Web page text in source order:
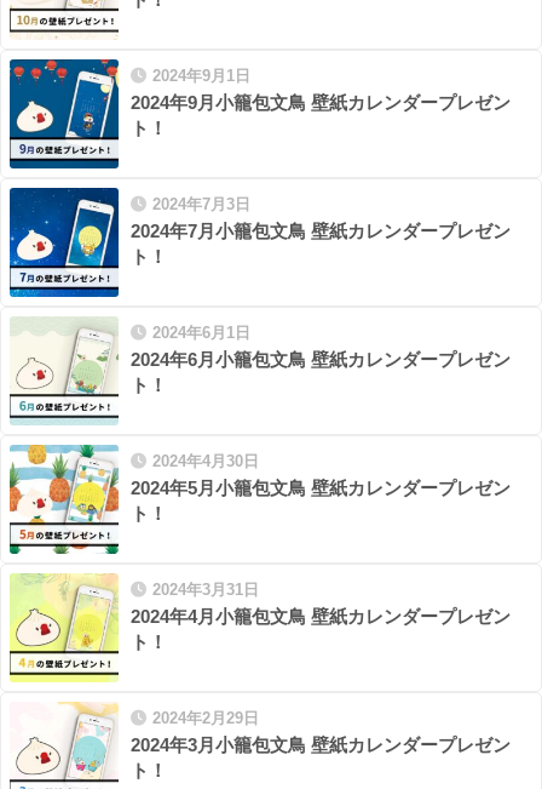
2024年9月1日
2024年9月小籠包文鳥 壁紙カレンダープレゼン
ト！
2024年7月3日
2024年7月小籠包文鳥 壁紙カレンダープレゼン
ト！
2024年6月1日
2024年6月小籠包文鳥 壁紙カレンダープレゼン
ト！
2024年4月30日
2024年5月小籠包文鳥 壁紙カレンダープレゼン
ト！
2024年3月31日
2024年4月小籠包文鳥 壁紙カレンダープレゼン
ト！
2024年2月29日
2024年3月小籠包文鳥 壁紙カレンダープレゼン
ト！